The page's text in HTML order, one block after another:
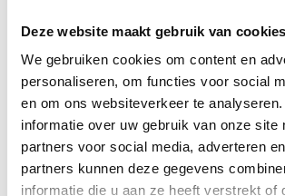
Deze website maakt gebruik van cookies
We gebruiken cookies om content en
personaliseren, om functies voor social
en om ons websiteverkeer te
informatie over uw gebruik van onze site
partners voor social media, adverteren
partners kunnen deze gegevens
informatie die u aan ze heeft verstrekt of
verzorger aanwezig zijn.
Tijdens het gesprek vullen we
aanmeldingsformulier in.
Neem mee naar het gesprek:
een bewijs van nationaliteit
de datum van aankomst in